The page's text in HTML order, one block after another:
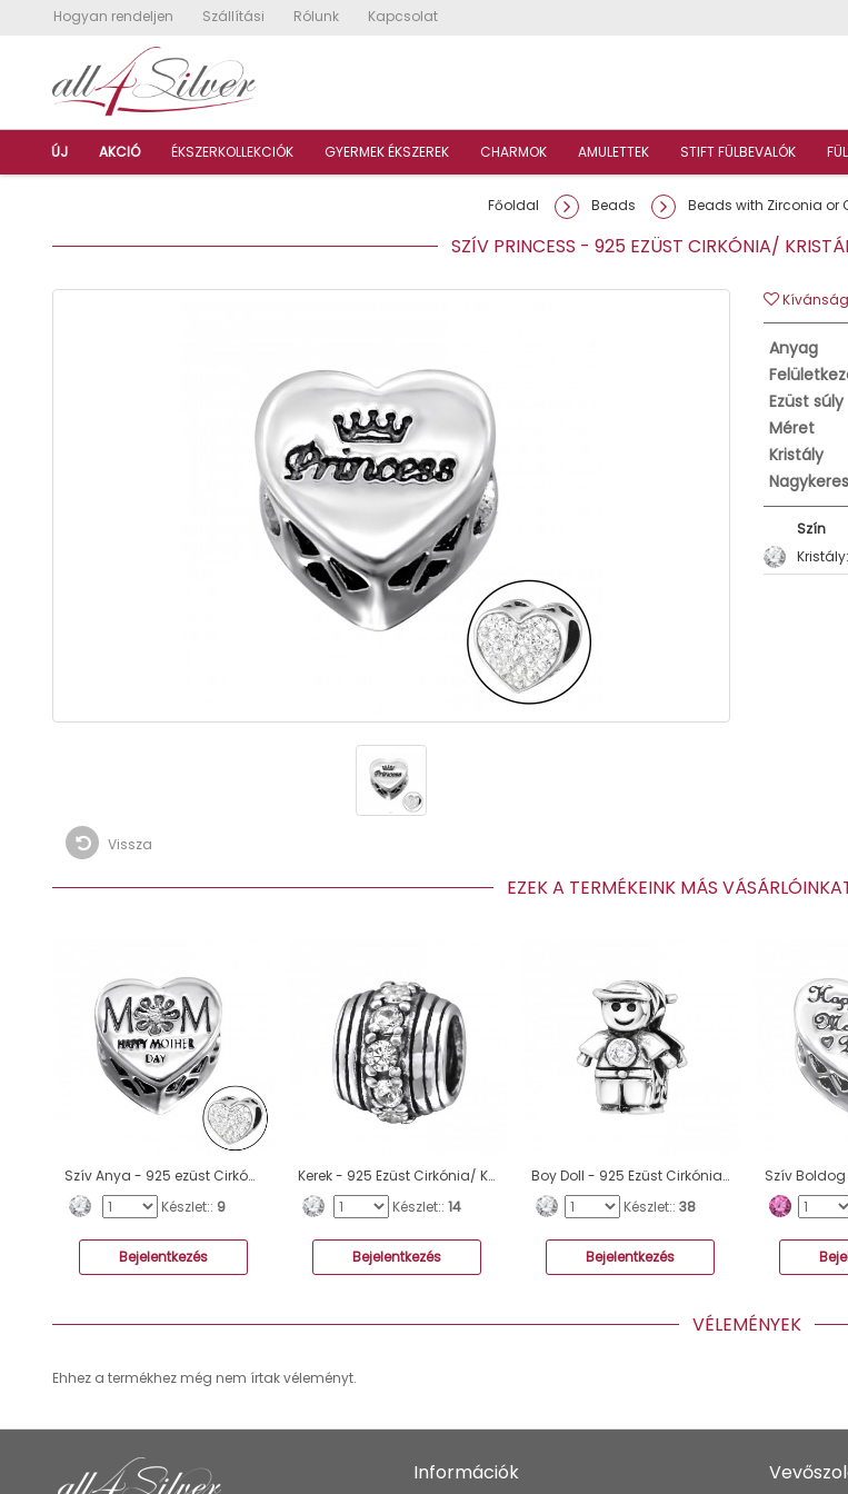
Hogyan rendeljen Szállítási Rólunk Kapcsolat
ÚJ AKCIÓ ÉKSZERKOLLEKCIÓK GYERMEK ÉKSZEREK CHARMOK AMULETTEK STIFT FÜLBEVALÓK
Főoldal Beads Beads with Zirconia or
SZÍV PRINCESS - 925 EZÜST CIRKÓNIA/
Vissza
Anyag
Ezüst súly
Méret
Kristály
Szín
EZEK A TERMÉKEINK MÁS
Szív Anya - 925 ezüst Cirkónia/ Kristály charmok A4S10081
Készlet:: 9
Bejelentkezés
Kerek - 925 Ezüst Cirkónia/ Kristály charmok A4S5815
Készlet:: 14
Bejelentkezés
Boy Doll - 925 Ezüst Cirkónia/ Kristály charmok A4S9519
Készlet:: 38
Bejelentkezés
VÉLEMÉNYEK
Ehhez a termékhez még nem írtak véleményt.
Információk